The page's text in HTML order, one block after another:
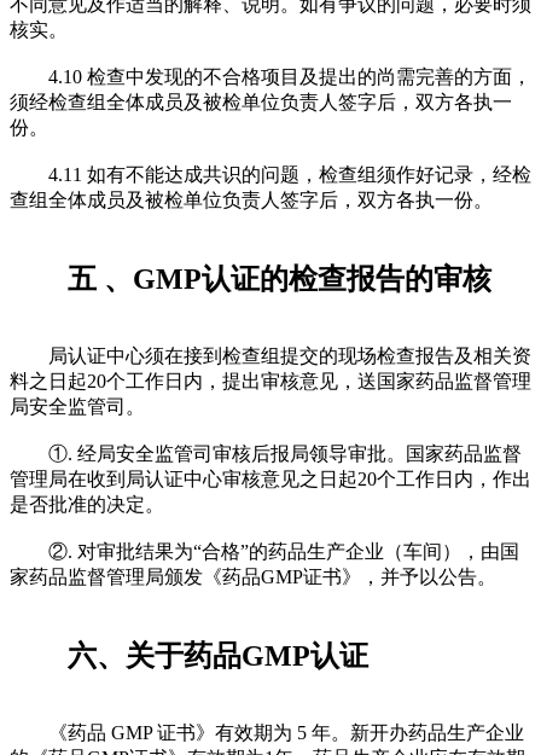
不同意见及作适当的解释、说明。如有争议的问题，必要时须
核实。
4.10 检查中发现的不合格项目及提出的尚需完善的方面，
须经检查组全体成员及被检单位负责人签字后，双方各执一
份。
4.11 如有不能达成共识的问题，检查组须作好记录，经检
查组全体成员及被检单位负责人签字后，双方各执一份。
五 、GMP认证的检查报告的审核
局认证中心须在接到检查组提交的现场检查报告及相关资
料之日起20个工作日内，提出审核意见，送国家药品监督管理
局安全监管司。
①. 经局安全监管司审核后报局领导审批。国家药品监督
管理局在收到局认证中心审核意见之日起20个工作日内，作出
是否批准的决定。
②. 对审批结果为“合格”的药品生产企业（车间），由国
家药品监督管理局颁发《药品GMP证书》，并予以公告。
六、关于药品GMP认证
《药品 GMP 证书》有效期为 5 年。新开办药品生产企业